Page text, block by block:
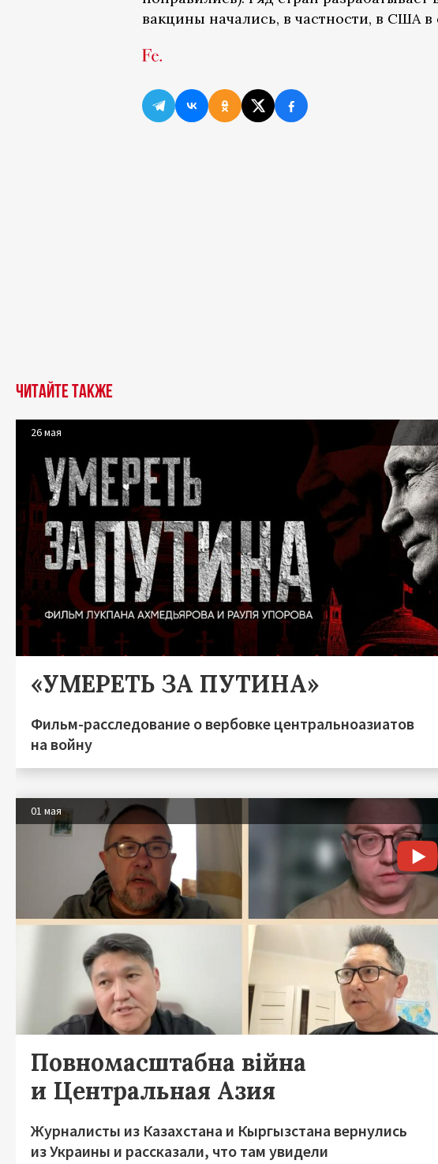
вакцины начались, в частности, в США в
Читайте также
26 мая
«УМЕРЕТЬ ЗА ПУТИНА»
Фильм-расследование о вербовке центральноазиатов
на войну
01 мая
Повномасштабна війна
и Центральная Азия
Журналисты из Казахстана и Кыргызстана вернулись
из Украины и рассказали, что там увидели